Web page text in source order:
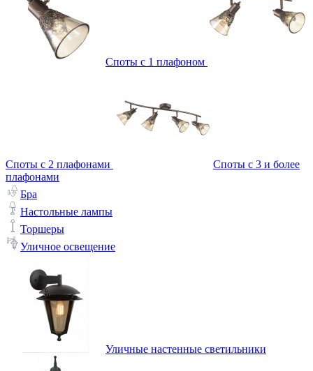
Споты с 1 плафоном
Споты с 2 плафонами
Споты с 3 и более
плафонами
Бра
Настольные лампы
Торшеры
Уличное освещение
Уличные настенные светильники